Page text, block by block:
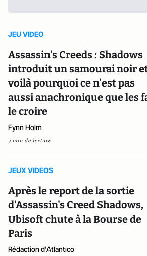
JEU VIDEO
Assassin’s Creeds : Shadows
introduit un samourai noir
voilà pourquoi ce n’est pas
aussi anachronique que les
le croire
Fynn Holm
4 min de lecture
JEUX VIDEOS
Après le report de la sortie
d'Assassin's Creed Shadows,
Ubisoft chute à la Bourse de
Paris
Rédaction d'Atlantico